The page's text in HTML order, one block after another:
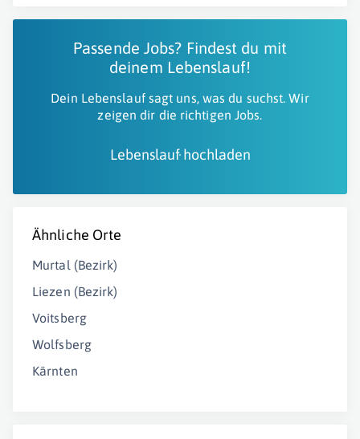
Passende Jobs? Findest du mit
deinem Lebenslauf!
Dein Lebenslauf sagt uns, was du suchst. Wir
zeigen dir die richtigen Jobs.
Lebenslauf hochladen
Ähnliche Orte
Murtal (Bezirk)
Liezen (Bezirk)
Voitsberg
Wolfsberg
Kärnten